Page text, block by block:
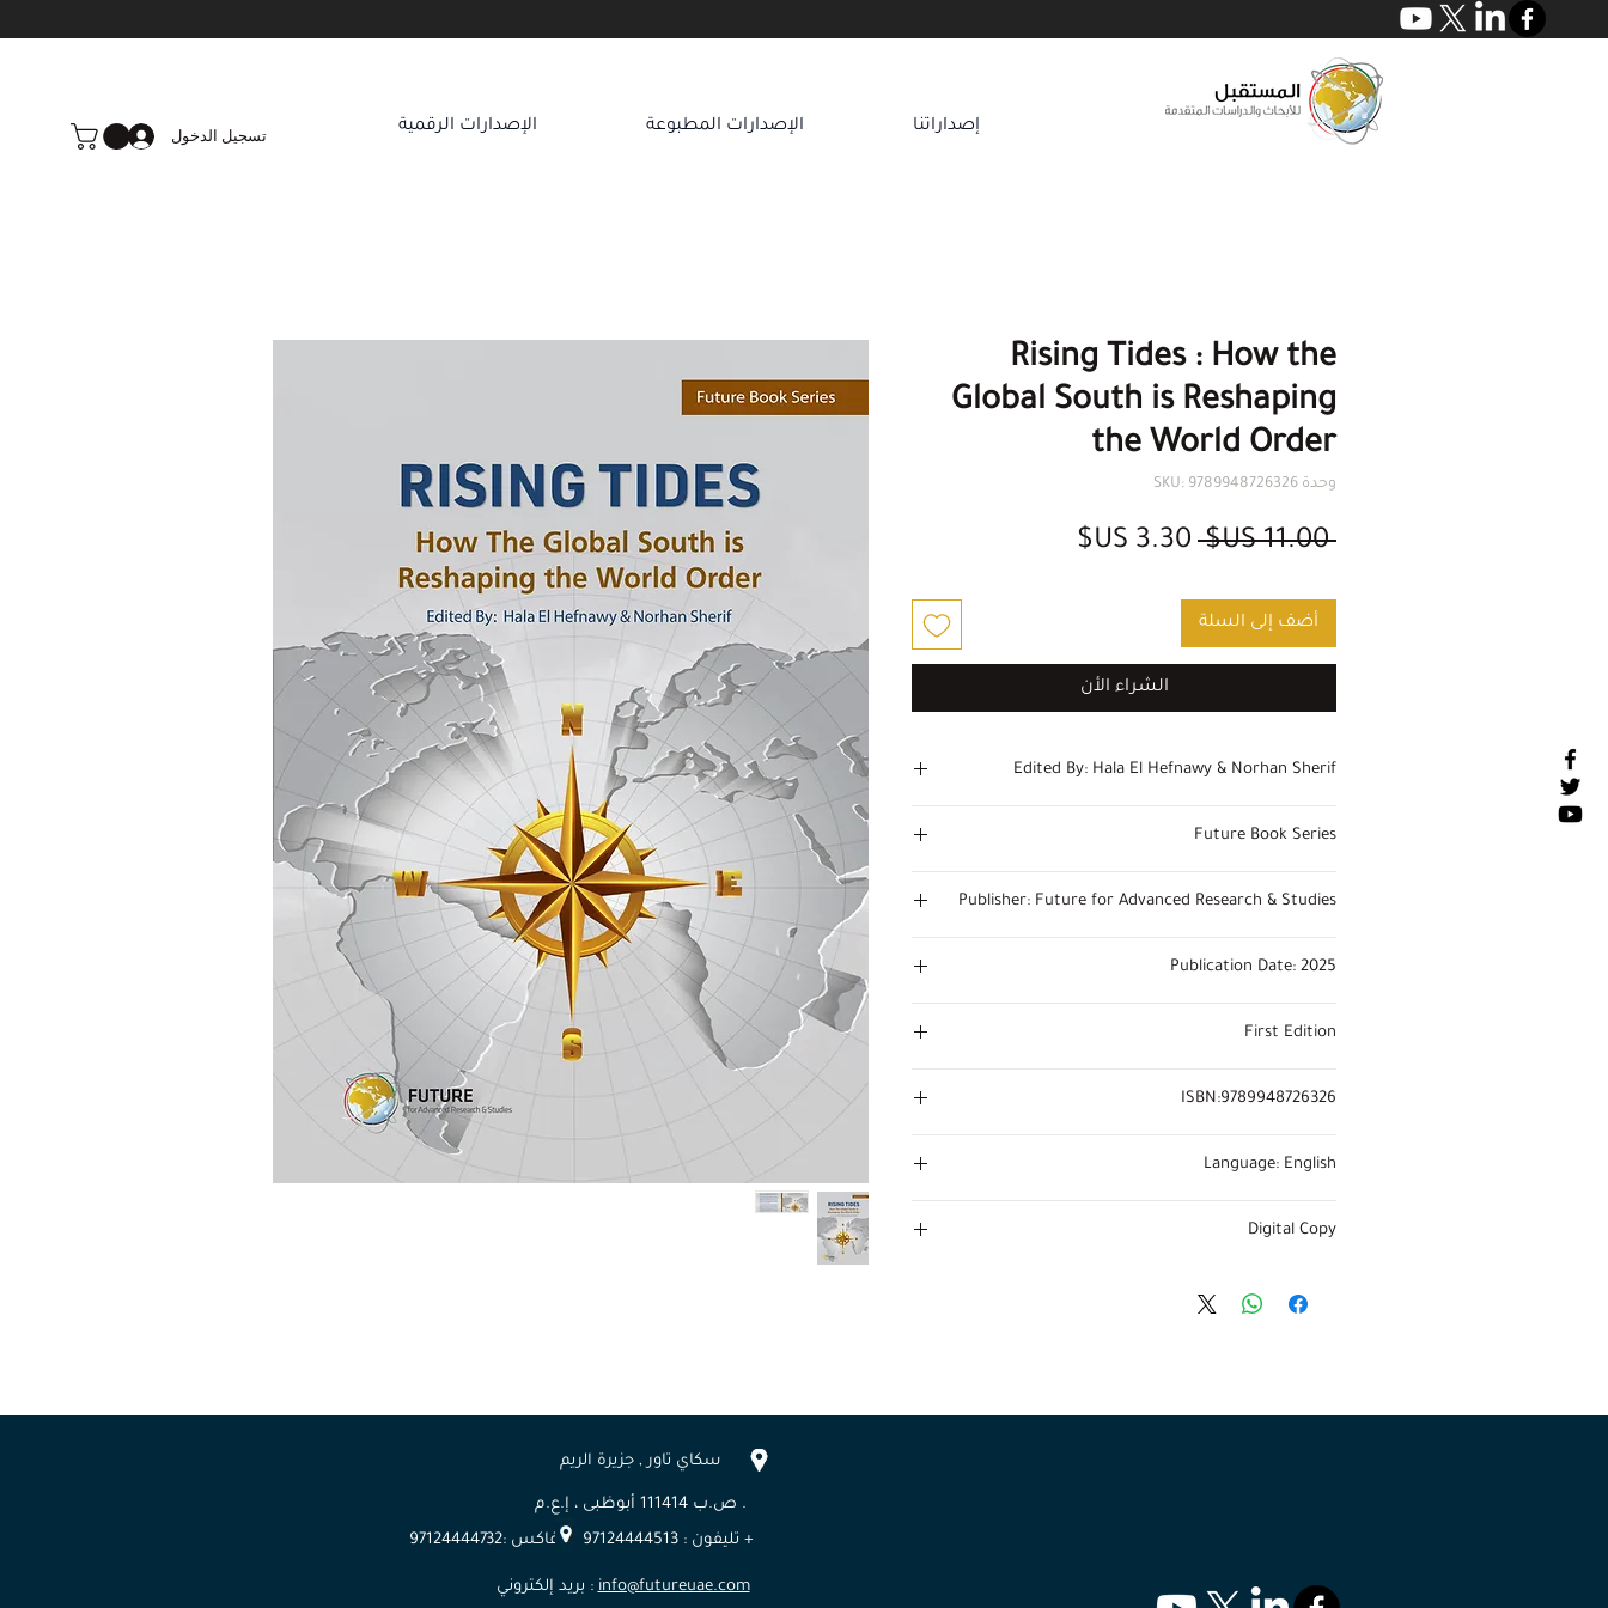
تسجيل الدخول الإصدارات الرقمية الإصدارات المطبوعة إصداراتنا
Rising Tides : How the
Global South is Reshaping
the World Order
وحدة SKU: 9789948726326
‏11.00 US$
سعر
أضف إلى السلة
الشراء الأن
Edited By: Hala El Hefnawy & Norhan Sherif
Hala El Hefnawy
Norhan Sherif
Soufian Abdou
Gladys Lechini
Clarisa Giaccaglia
Future Book Series
Publisher: Future for Advanced Research & Studies
Publication Date: 2025
First Edition
ISBN:9789948726326
Language: English
Digital Copy
سكاي تاور , جزيرة الريم
ص.ب 111414 أبوظبى ، إ.ع.م .
تليفون : 97124444513 + فاكس :97124444732 +
بريد إلكتروني :info@futureuae.com